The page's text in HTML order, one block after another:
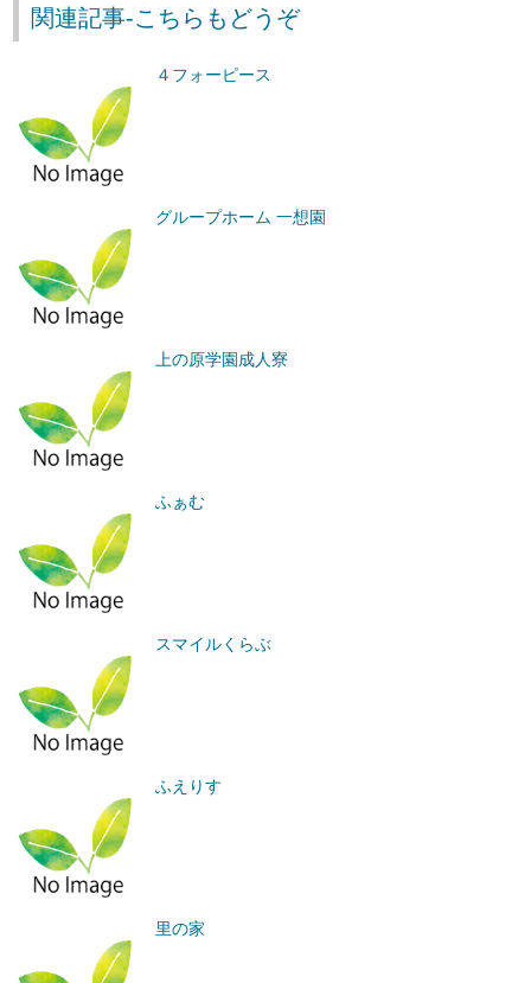
関連記事-こちらもどうぞ
４フォーピース
グループホーム 一想園
上の原学園成人寮
ふぁむ
スマイルくらぶ
ふえりす
里の家